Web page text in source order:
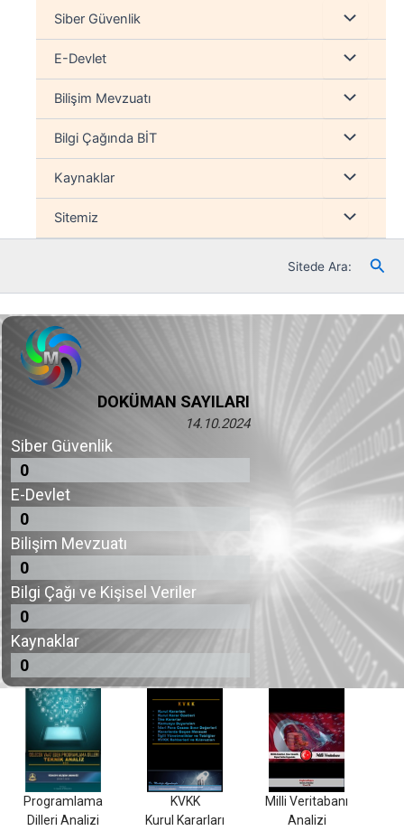
Siber Güvenlik Menu
düğmesi
E-Devlet Menu
düğmesi
Bilişim Mevzuatı Menu
düğmesi
Bilgi Çağında BİT Menu
düğmesi
Kaynaklar Menu
düğmesi
Sitemiz Menu
düğmesi
Sitede Ara:
DOKÜMAN SAYILARI
14.10.2024
Siber Güvenlik
0
E-Devlet
0
Bilişim Mevzuatı
0
Bilgi Çağı ve Kişisel Veriler
0
Kaynaklar
0
Programlama
Dilleri Analizi
KVKK
Kurul Kararları
Milli Veritabanı
Analizi